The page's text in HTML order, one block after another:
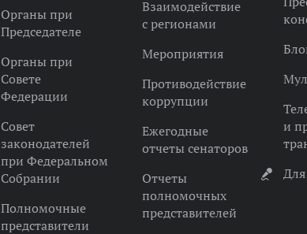
Органы при
Председателе
Органы при
Совете
Федерации
Совет
законодателей
при Федеральном
Собрании
Полномочные
представители
Взаимодействие
с регионами
Мероприятия
Противодействие
коррупции
Ежегодные
отчеты сенаторов
Отчеты
полномочных
представителей
и